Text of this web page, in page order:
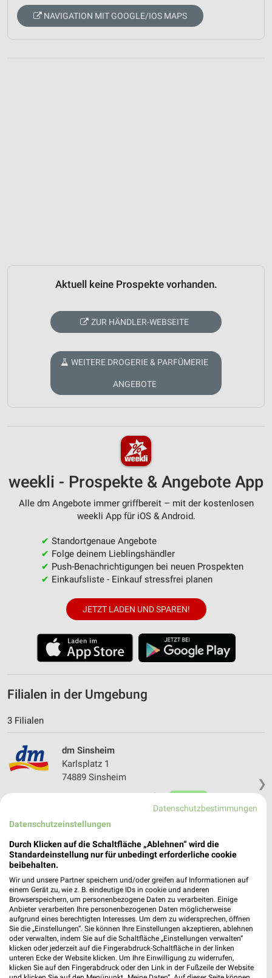
NAVIGATION MIT GOOGLE/IOS MAPS
Aktuell keine Prospekte vorhanden.
ZUR HÄNDLER-WEBSEITE
WEITERE DROGERIE & PARFÜMERIE
ANGEBOTE
weekli - Prospekte & Angebote App
Alle dm Angebote immer griffbereit – mit der kostenlosen
weekli App für iOS & Android.
✔ Standortgenaue Angebote
✔ Folge deinem Lieblingshändler
✔ Push-Benachrichtigungen bei neuen Prospekten
✔ Einkaufsliste - Einkauf stressfrei planen
JETZT LADEN UND SPAREN!
Filialen in der Umgebung
3 Filialen
❯
dm Sinsheim
Karlsplatz 1
74889 Sinsheim
dm Waibstadt
74915 Waibstadt
Heute 08:00 - 20:00 Uhr | Geöffnet
6,54 km
dm Meckesheim
Brühlweg 15
Datenschutzbestimmungen
Datenschutzeinstellungen
Durch Klicken auf die Schaltfläche „Ablehnen“ wird die
Standardeinstellung nur für unbedingt erforderliche cookie
beibehalten.
Wir und unsere Partner speichern und/oder greifen auf Informationen auf
einem Gerät zu, wie z. B. eindeutige IDs in cookie und anderen
Browserspeichern, um personenbezogene Daten zu verarbeiten. Einige
Anbieter verarbeiten Ihre personenbezogenen Daten möglicherweise
aufgrund eines berechtigten Interesses. Um dem zu widersprechen, öffnen
Sie die „Einstellungen“. Sie können Ihre Einstellungen akzeptieren, ablehnen
oder verwalten, indem Sie auf die Schaltfläche „Einstellungen verwalten“
klicken oder jederzeit auf die Fingerabdruck-Schaltfläche in der linken
unteren Ecke der Website klicken. Um Ihre Einwilligung zu widerrufen,
klicken Sie auf den Fingerabdruck oder den Link in der Fußzeile der Website